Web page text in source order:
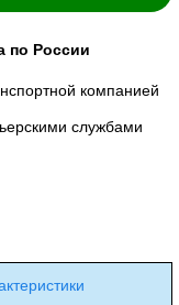
по России
компанией
службами